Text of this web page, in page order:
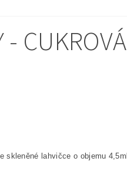
CUKROVÁ
skleněné lahvičce o objemu 4,5ml